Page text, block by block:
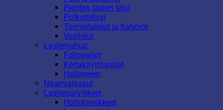
Pienten lasten lelut
Potkuttelijat
Toimintalelut ja hahmot
Vesilelut
Lastenjuhlat
Foliopallot
Kertakäyttöastiat
Halloween
Naamiaisasut
Lastentarvikkeet
Hoitotarvikkeet